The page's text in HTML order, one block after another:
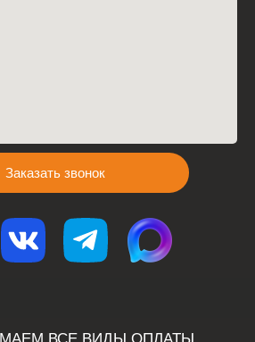
Заказать звонок